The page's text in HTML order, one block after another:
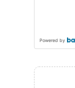
Powered by